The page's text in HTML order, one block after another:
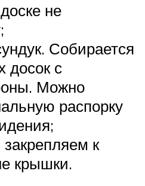
не
Собирается
досок с
Можно
распорку
к
крышки.